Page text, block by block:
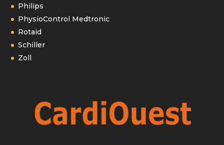
Philips
PhysioControl Medtronic
Rotaid
Schiller
Zoll